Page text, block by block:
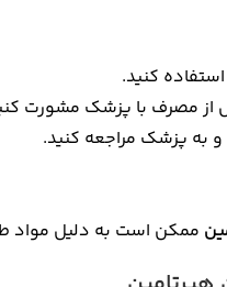
کنید.
از مصرف با پزشک مشورت
به پزشک مراجعه کنید.
ممکن است به دلیل مواد